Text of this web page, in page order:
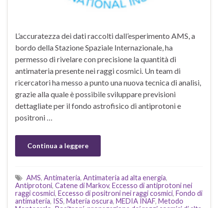
L’accuratezza dei dati raccolti dall’esperimento AMS, a
bordo della Stazione Spaziale Internazionale, ha
permesso di rivelare con precisione la quantità di
antimateria presente nei raggi cosmici. Un team di
ricercatori ha messo a punto una nuova tecnica di analisi,
grazie alla quale è possibile sviluppare previsioni
dettagliate per il fondo astrofisico di antiprotoni e
positroni …
Continua a leggere
AMS, Antimateria, Antimateria ad alta energia,
Antiprotoni, Catene di Markov, Eccesso di antiprotoni nei
raggi cosmici, Eccesso di positroni nei raggi cosmici, Fondo di
antimateria, ISS, Materia oscura, MEDIA INAF, Metodo